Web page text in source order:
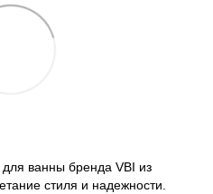
ванны бренда VBI из
стиля и надежности.